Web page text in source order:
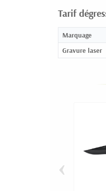
Tarif
Marquage
Gravure laser
‹